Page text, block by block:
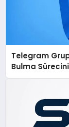
Telegram
Bulma